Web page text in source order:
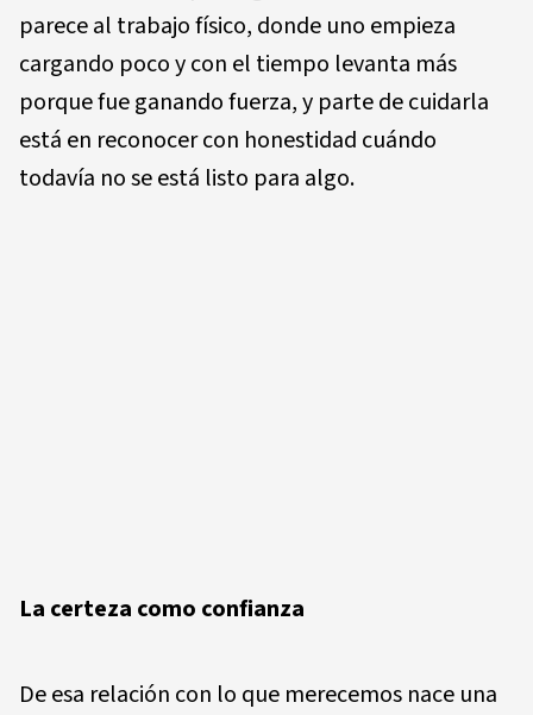
parece al trabajo físico, donde uno empieza
cargando poco y con el tiempo levanta más
porque fue ganando fuerza, y parte de cuidarla
está en reconocer con honestidad cuándo
todavía no se está listo para algo.
La certeza como confianza
De esa relación con lo que merecemos nace una